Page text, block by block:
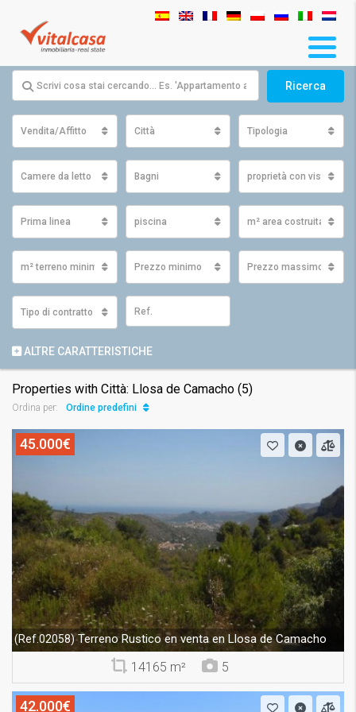
Ricerca
Vendita/Affitto Città Tipologia
Camere da letto Bagni proprietà con vista
Prima linea piscina m² area costruita
m² terreno minimo Prezzo minimo Prezzo massimo
Tipo di contratto
ALTRE CARATTERISTICHE
Properties with Città: Llosa de Camacho (5)
Ordina per: Ordine predefinito
45.000€
(Ref.02058)Terreno Rustico en venta en Llosa de Camacho
14165 m² 5
42.000€